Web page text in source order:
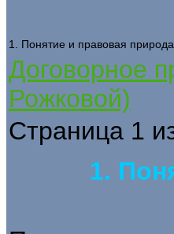
1. Понятие и правовая
Договорное
Рожковой)
Страница 1
1.